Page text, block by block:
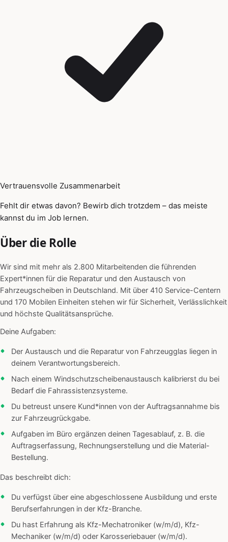
Vertrauensvolle Zusammenarbeit
Fehlt dir etwas davon? Bewirb dich trotzdem – das meiste
kannst du im Job lernen.
Über die Rolle
Wir sind mit mehr als 2.800 Mitarbeitenden die führenden
Expert*innen für die Reparatur und den Austausch von
Fahrzeugscheiben in Deutschland. Mit über 410 Service-Centern
und 170 Mobilen Einheiten stehen wir für Sicherheit, Verlässlichkeit
und höchste Qualitätsansprüche.
Deine Aufgaben:
Der Austausch und die Reparatur von Fahrzeugglas liegen in
deinem Verantwortungsbereich.
Nach einem Windschutzscheibenaustausch kalibrierst du bei
Bedarf die Fahrassistenzsysteme.
Du betreust unsere Kund*innen von der Auftragsannahme bis
zur Fahrzeugrückgabe.
Aufgaben im Büro ergänzen deinen Tagesablauf, z. B. die
Auftragserfassung, Rechnungserstellung und die Material-
Bestellung.
Das beschreibt dich:
Du verfügst über eine abgeschlossene Ausbildung und erste
Berufserfahrungen in der Kfz-Branche.
Du hast Erfahrung als Kfz-Mechatroniker (w/m/d), Kfz-
Mechaniker (w/m/d) oder Karosseriebauer (w/m/d).